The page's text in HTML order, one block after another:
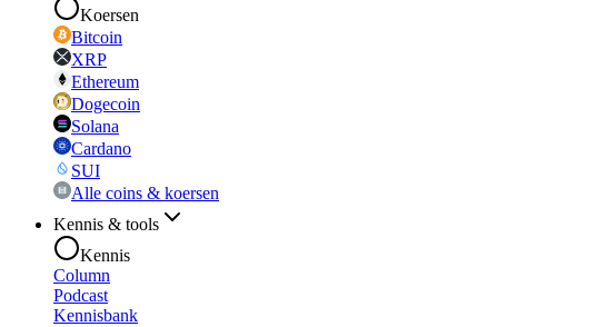
Koersen
Bitcoin
XRP
Ethereum
Dogecoin
Solana
Cardano
SUI
Alle coins & koersen
Kennis & tools
Kennis
Column
Podcast
Kennisbank